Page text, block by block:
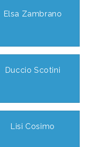
Elsa Zambrano
Duccio Scotini
Lisi Cosimo